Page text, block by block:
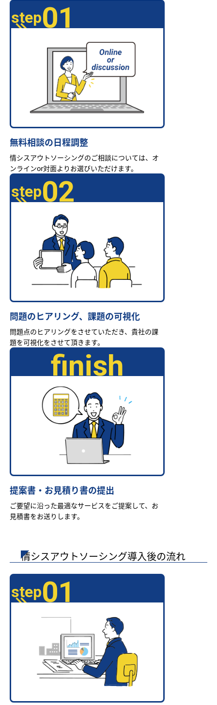
step01
無料相談の日程調整
情シスアウトソーシングのご相談については、オ
ンラインor対面よりお選びいただけます。
step02
問題のヒアリング、課題の可視化
問題点のヒアリングをさせていただき、貴社の課
題を可視化をさせて頂きます。
finish
提案書・お見積り書の提出
ご要望に沿った最適なサービスをご提案して、お
見積書をお送りします。
情シスアウトソーシング導入後の流れ
step01